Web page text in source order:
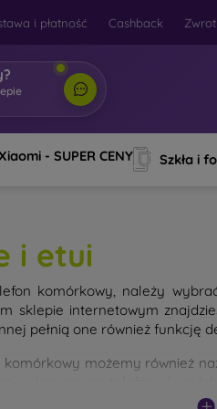
i płatność Cashback
- SUPER CENY Szkła i
i etui
komórkowy, należy
sklepie internetowym
pełnią one również funkcję
komórkowy możemy również